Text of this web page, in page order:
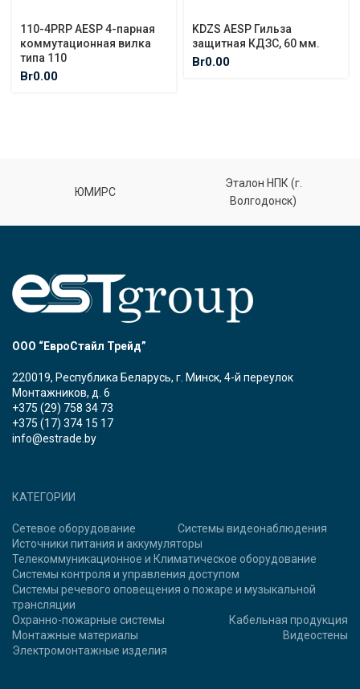
110-4PRP AESP 4-парная
коммутационная вилка
типа 110
Br0.00
KDZS AESP Гильза
защитная КДЗС, 60 мм.
Br0.00
ЮМИРС
Эталон НПК (г.
Волгодонск)
ООО “ЕвроСтайл Трейд”
220019, Республика Беларусь, г. Минск, 4-й переулок
Монтажников, д. 6
+375 (29) 758 34 73
+375 (17) 374 15 17
info@estrade.by
КАТЕГОРИИ
Сетевое оборудование
Системы видеонаблюдения
Источники питания и аккумуляторы
Телекоммуникационное и Климатическое оборудование
Системы контроля и управления доступом
Системы речевого оповещения о пожаре и музыкальной
трансляции
Охранно-пожарные системы
Кабельная продукция
Монтажные материалы
Видеостены
Электромонтажные изделия